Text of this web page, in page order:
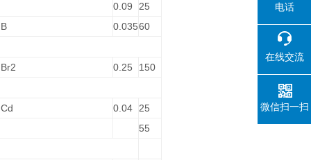
0.09
25
0.03560
0.25 150
0.04
25
55
电话
在线交流
微信扫一扫